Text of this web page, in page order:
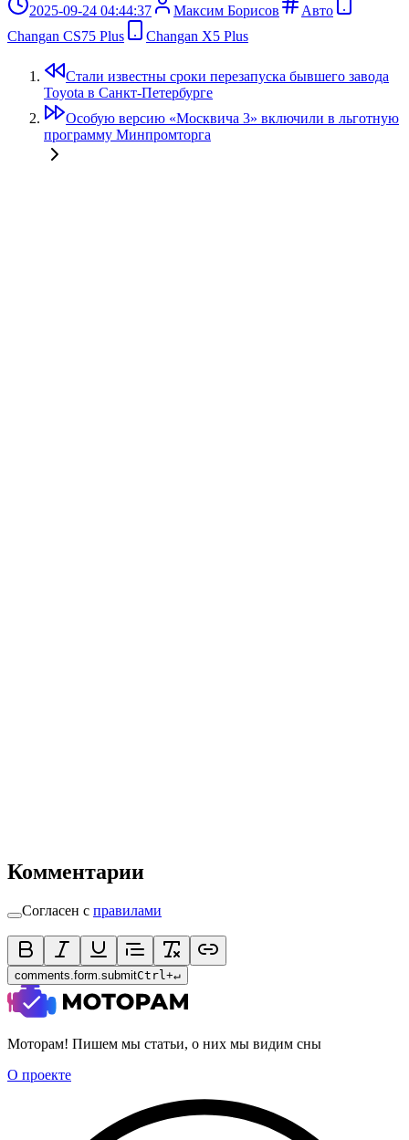
2025-09-24 04:44:37
Максим Борисов
Авто
Changan CS75 Plus
Changan X5 Plus
Стали известны сроки перезапуска бывшего завода
Toyota в Санкт-Петербурге
Особую версию «Москвича 3» включили в льготную
программу Минпромторга
Комментарии
Согласен с правилами
comments.form.submitCtrl+↵
Моторам! Пишем мы статьи, о них мы видим сны
О проекте